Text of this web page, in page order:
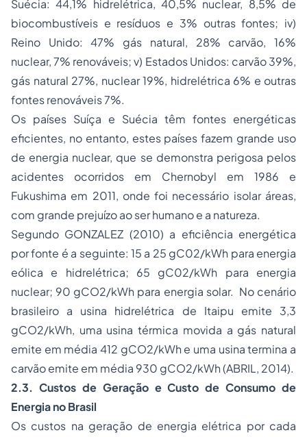
Suécia: 44,1% hidrelétrica, 40,5% nuclear, 8,5% de
biocombustíveis e resíduos e 3% outras fontes; iv)
Reino Unido: 47% gás natural, 28% carvão, 16%
nuclear, 7% renováveis; v) Estados Unidos: carvão 39%,
gás natural 27%, nuclear 19%, hidrelétrica 6% e outras
fontes renováveis 7%.
Os países Suíça e Suécia têm fontes energéticas
eficientes, no entanto, estes países fazem grande uso
de energia nuclear, que se demonstra perigosa pelos
acidentes ocorridos em Chernobyl em 1986 e
Fukushima em 2011, onde foi necessário isolar áreas,
com grande prejuízo ao ser humano e a natureza.
Segundo GONZALEZ (2010) a eficiência energética
por fonte é a seguinte: 15 a 25 gC02/kWh para energia
eólica e hidrelétrica; 65 gC02/kWh para energia
nuclear; 90 gCO2/kWh para energia solar. No cenário
brasileiro a usina hidrelétrica de Itaipu emite 3,3
gCO2/kWh, uma usina térmica movida a gás natural
emite em média 412 gCO2/kWh e uma usina termina a
carvão emite em média 930 gCO2/kWh (ABRIL, 2014).
2.3. Custos de Geração e Custo de Consumo de
Energia no Brasil
Os custos na geração de energia elétrica por cada